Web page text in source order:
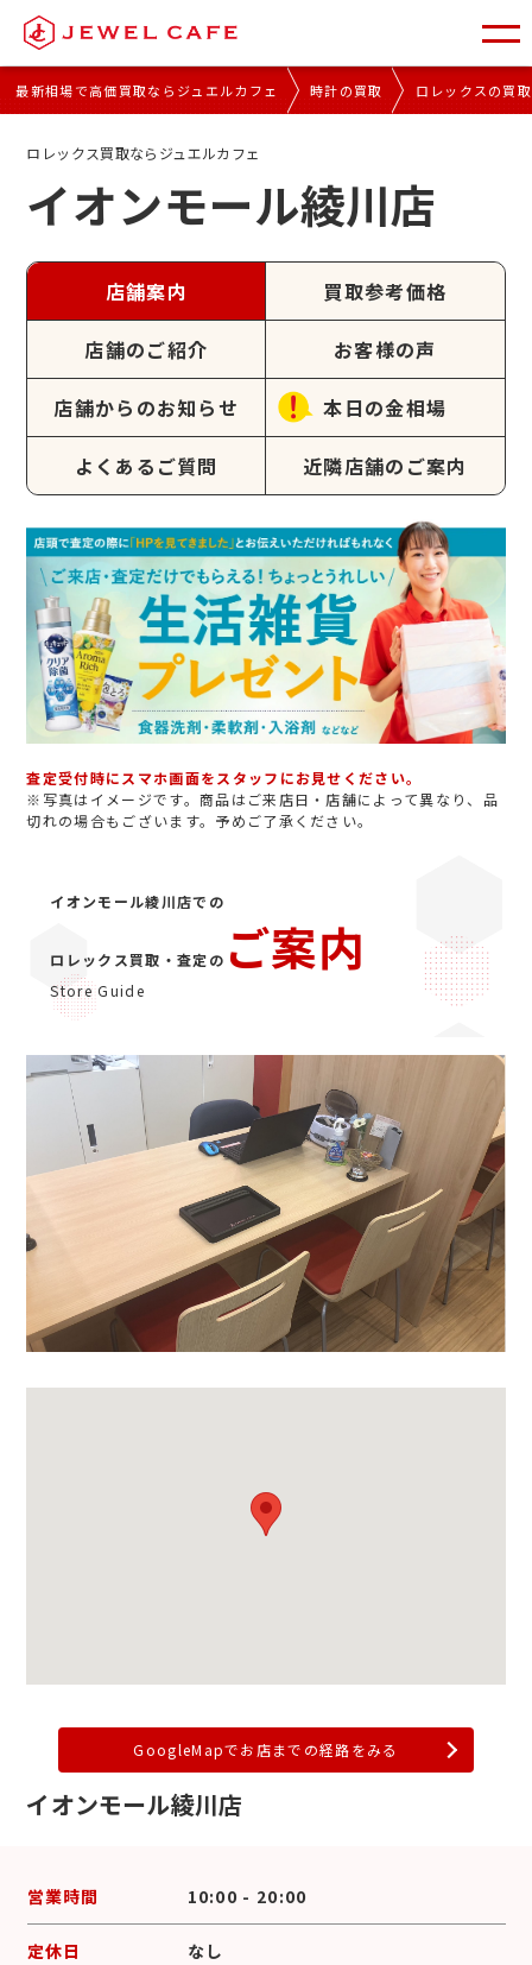
最新相場で高価買取ならジュエルカフェ 時計の買取 ロレックスの買取
ロレックス買取ならジュエルカフェ
イオンモール綾川店
店舗案内 買取参考価格
店舗のご紹介 お客様の声
店舗からのお知らせ 本日の金相場
よくあるご質問 近隣店舗のご案内
査定受付時にスマホ画面をスタッフにお見せください。
※写真はイメージです。商品はご来店日・店舗によって異なり、品
切れの場合もございます。予めご了承ください。
イオンモール綾川店での
ロレックス買取・査定の ご案内
Store Guide
GoogleMapでお店までの経路をみる
イオンモール綾川店
営業時間 10:00 - 20:00
定休日 なし